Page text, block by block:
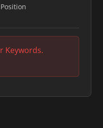
Keywords.